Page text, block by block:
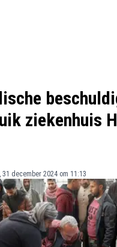
ziekenhuis
december 2024 om 11:13